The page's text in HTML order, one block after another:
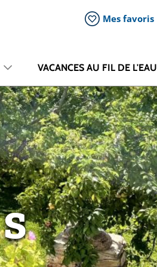
Mes favoris
VACANCES AU FIL DE L'EAU